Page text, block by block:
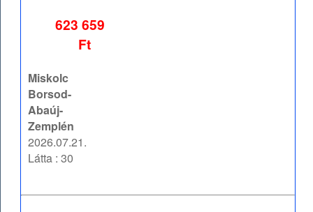
623 659
Ft
Miskolc
Borsod-
Abaúj-
Zemplén
2026.07.21.
Látta : 30